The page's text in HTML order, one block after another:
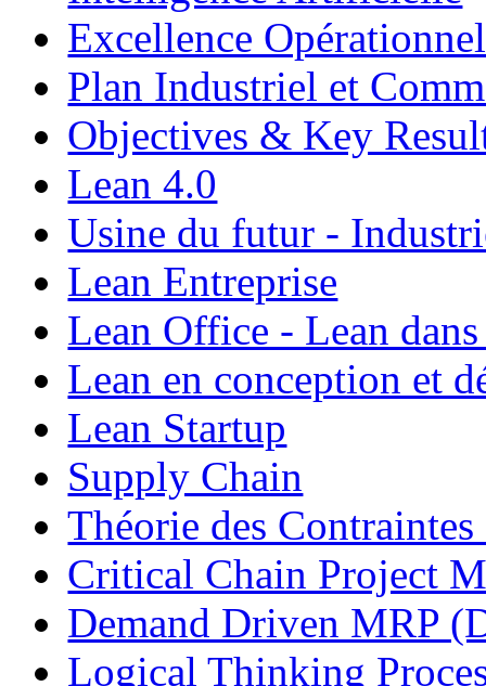
Excellence
Plan Industriel et
Objectives & Key
Lean 4.0
Usine du futur -
Lean Entreprise
Lean Office - Lean
Lean en conception et
Lean Startup
Supply Chain
Théorie des
Critical Chain Project
Demand Driven MRP
Logical Thinking